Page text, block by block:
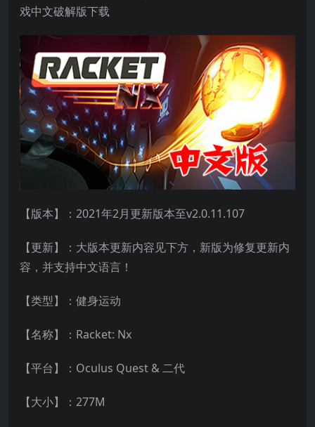
戏中文破解版下载
【版本】：2021年2月更新版本至v2.0.11.107
【更新】：大版本更新内容见下方，新版为修复更新内
容，并支持中文语言！
【类型】：健身运动
【名称】：Racket: Nx
【平台】：Oculus Quest & 二代
【大小】：277M